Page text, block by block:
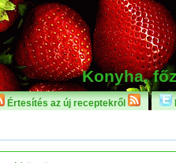
Konyha,
Értesítés az új receptekről